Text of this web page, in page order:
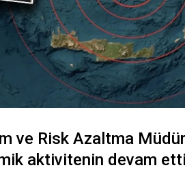
ve Risk Azaltma
aktivitenin devam